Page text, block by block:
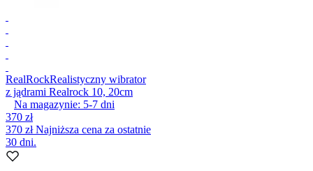
RealRockRealistyczny wibrator
z jądrami Realrock 10, 20cm
Na magazynie: 5-7 dni
370 zł
370 złNajniższa cena za ostatnie
30 dni.